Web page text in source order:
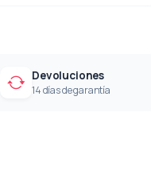
Devoluciones
14 días de garantía